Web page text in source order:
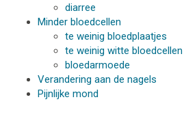
diarree
Minder bloedcellen
te weinig bloedplaatjes
te weinig witte bloedcellen
bloedarmoede
Verandering aan de nagels
Pijnlijke mond